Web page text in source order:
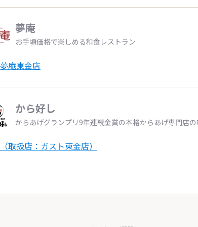
夢庵
お手頃価格で楽しめる和食レストラン
夢庵東金店
から好し
からあげグランプリ9年連続金賞の本格からあげ専門店の
（取扱店：ガスト東金店）